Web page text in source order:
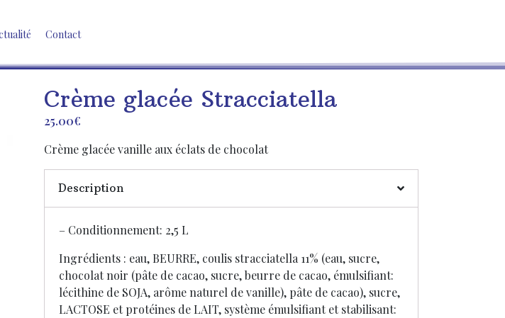
Contact
Crème glacée Stracciatella
25.00€
Crème glacée vanille aux éclats de chocolat
Description
– Conditionnement: 2,5 L
Ingrédients : eau, BEURRE, coulis stracciatella 11% (eau, sucre,
chocolat noir (pâte de cacao, sucre, beurre de cacao, émulsifiant:
lécithine de SOJA, arôme naturel de vanille), pâte de cacao), sucre,
LACTOSE et protéines de LAIT, système émulsifiant et stabilisant: